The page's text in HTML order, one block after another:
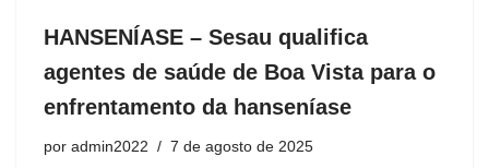
HANSENÍASE – Sesau qualifica
agentes de saúde de Boa Vista para o
enfrentamento da hanseníase
por admin2022 7 de agosto de 2025